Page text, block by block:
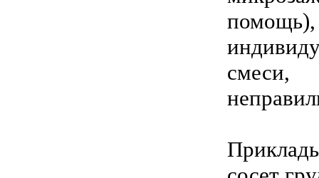
помощь),
смеси,